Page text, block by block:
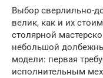
Выбор сверлильно-
велик, как и их
столярной
небольшой
модели: первая
исполнительным